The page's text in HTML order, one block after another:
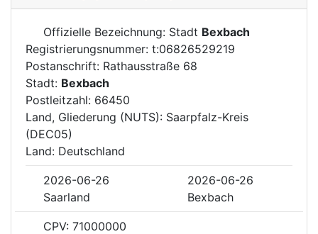
Offizielle Bezeichnung: Stadt Bexbach
Registrierungsnummer: t:06826529219
Postanschrift: Rathausstraße 68
Stadt: Bexbach
Postleitzahl: 66450
Land, Gliederung (NUTS): Saarpfalz-Kreis
(DEC05)
Land: Deutschland
2026-06-26
2026-06-26
Saarland
Bexbach
CPV: 71000000